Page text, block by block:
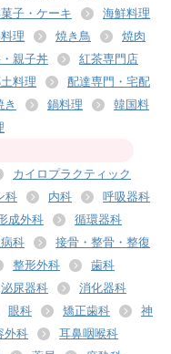
子・ケーキ
海鮮料理
理 焼き鳥
焼肉
親子丼
紅茶専門店
料理
配達専門・宅配
き 鍋料理
韓国料
カイロプラクティック
科 内科
呼吸器科
成外科
循環器科
科
接骨・整骨・整復
整形外科
歯科
泌尿器科
消化器科
眼科 矯正歯科
神
外科
耳鼻咽喉科